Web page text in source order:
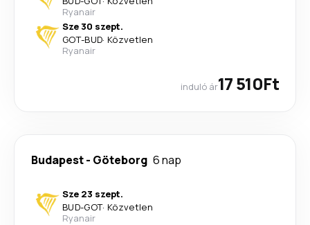
Ryanair
Sze 30 szept.
GOT-BUD· Közvetlen
Ryanair
induló ár17 510Ft
Budapest- Göteborg 6 nap
Sze 23 szept.
BUD-GOT· Közvetlen
Ryanair